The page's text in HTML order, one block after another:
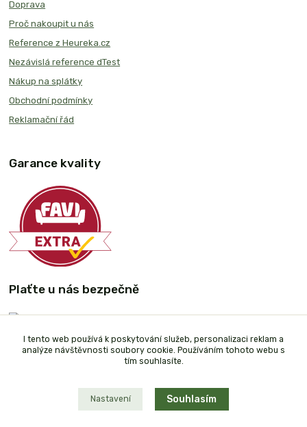
Doprava
Proč nakoupit u nás
Reference z Heureka.cz
Nezávislá reference dTest
Nákup na splátky
Obchodní podmínky
Reklamační řád
Garance kvality
Plaťte u nás bezpečně
I tento web používá k poskytování služeb, personalizaci reklam a
analýze návštěvnosti soubory cookie. Používáním tohoto webu s
tím souhlasíte.
Nastavení Souhlasím